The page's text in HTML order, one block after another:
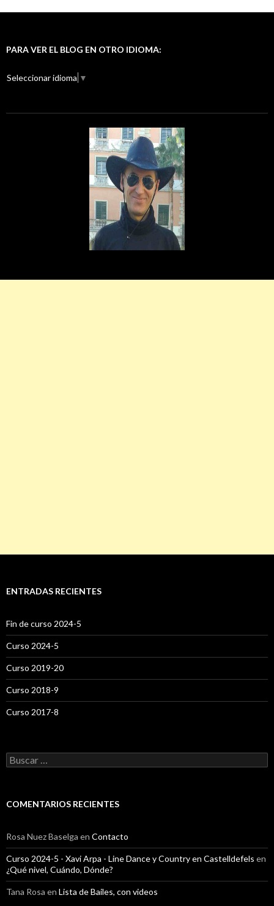
PARA VER EL BLOG EN OTRO IDIOMA:
Seleccionar idioma ▼
ENTRADAS RECIENTES
Fin de curso 2024-5
Curso 2024-5
Curso 2019-20
Curso 2018-9
Curso 2017-8
Buscar:
COMENTARIOS RECIENTES
Rosa Nuez Baselga en Contacto
Curso 2024-5 - Xavi Arpa - Line Dance y Country en Castelldefels en
¿Qué nivel, Cuándo, Dónde?
Tana Rosa en Lista de Bailes, con videos